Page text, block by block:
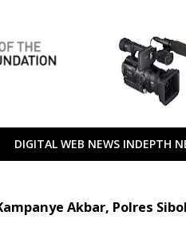
DIGITAL WEB NEWS INDEPTH
Akbar, Polres